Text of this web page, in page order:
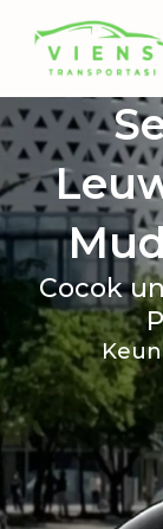
Cocok